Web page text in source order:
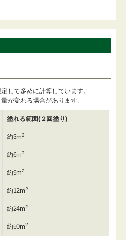
して多めに計算しています。
が変わる場合があります。
塗れる範囲(２回塗り)
約3m2
約6m2
約9m2
約12m2
約24m2
約50m2